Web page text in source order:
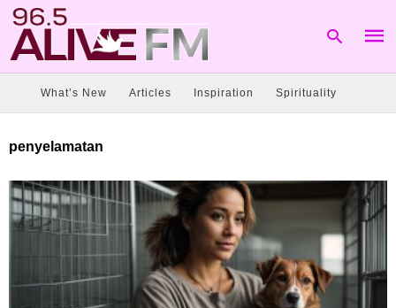
and
hit
What’s New Articles Inspiration Spirituality
penyelamatan